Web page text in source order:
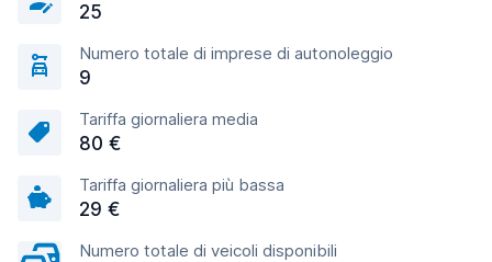
25
Numero totale di imprese di autonoleggio
9
Tariffa giornaliera media
80 €
Tariffa giornaliera più bassa
29 €
Numero totale di veicoli disponibili